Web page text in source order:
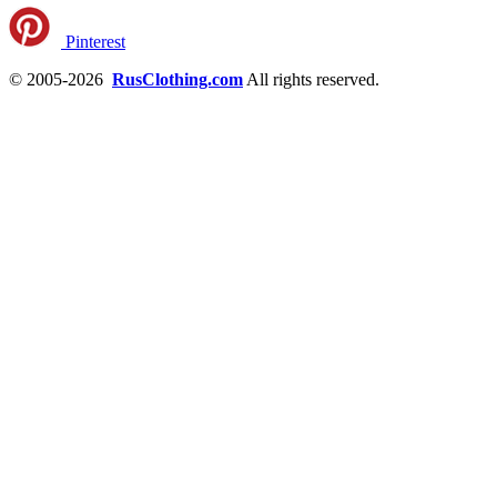
Pinterest
© 2005-2026 RusClothing.com All rights reserved.